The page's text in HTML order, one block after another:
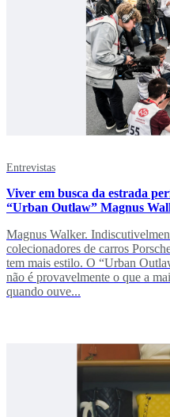
Entrevistas
Viver em busca da estrada
“Urban Outlaw” Magnus
Magnus Walker.
colecionadores de carros
tem mais estilo. O “Urban
não é provavelmente o que a
quando ouve...